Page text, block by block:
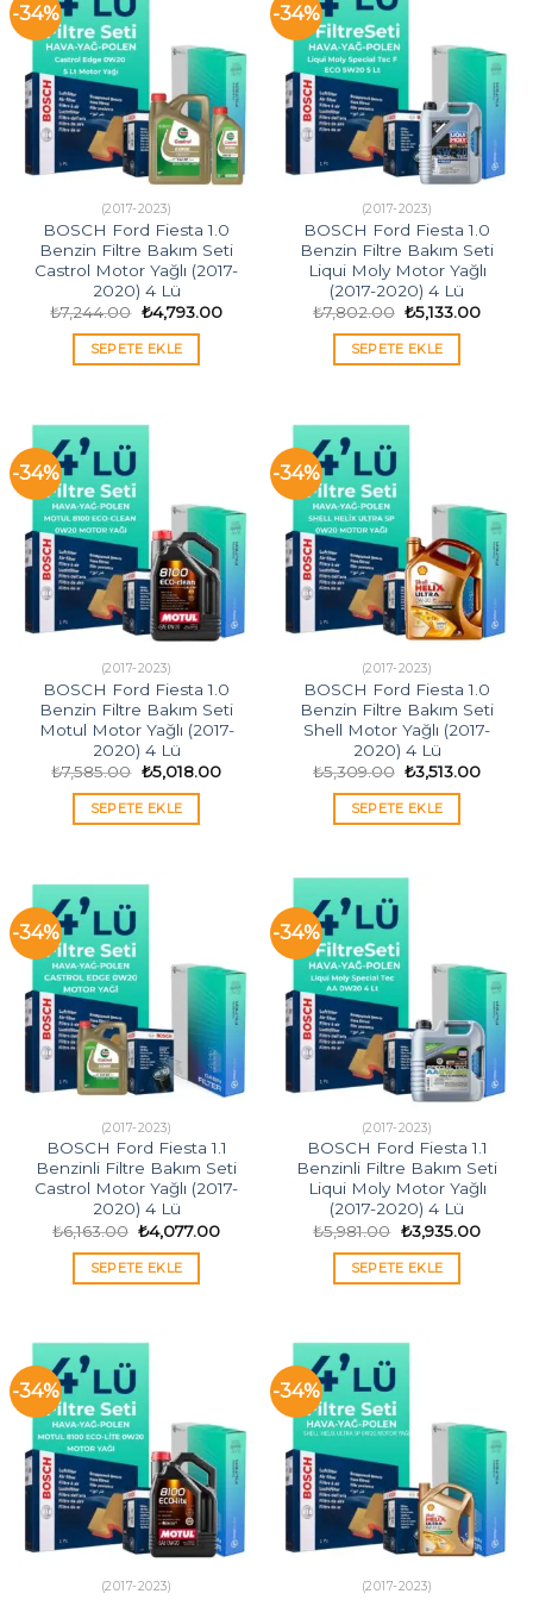
-34%
(2017-2023)
BOSCH Ford Fiesta 1.0
Benzin Filtre Bakım Seti
Castrol Motor Yağlı (2017-
2020) 4 Lü
₺7,244.00 Orijinal
fiyat:
₺7,244.00.
₺4,793.00Şu
SEPETE EKLE
-34%
(2017-2023)
BOSCH Ford Fiesta 1.0
Benzin Filtre Bakım Seti
Liqui Moly Motor Yağlı
(2017-2020) 4 Lü
₺7,802.00 Orijinal
fiyat:
₺7,802.00.
₺5,133.00Şu
SEPETE EKLE
-34%
(2017-2023)
BOSCH Ford Fiesta 1.0
Benzin Filtre Bakım Seti
Motul Motor Yağlı (2017-
2020) 4 Lü
₺7,585.00 Orijinal
fiyat:
₺7,585.00.
₺5,018.00Şu
SEPETE EKLE
-34%
(2017-2023)
BOSCH Ford Fiesta 1.0
Benzin Filtre Bakım Seti
Shell Motor Yağlı (2017-
2020) 4 Lü
₺5,309.00 Orijinal
fiyat:
₺5,309.00.
₺3,513.00Şu
SEPETE EKLE
-34%
(2017-2023)
BOSCH Ford Fiesta 1.1
Benzinli Filtre Bakım Seti
Castrol Motor Yağlı (2017-
2020) 4 Lü
₺6,163.00 Orijinal
fiyat:
₺6,163.00.
₺4,077.00Şu
SEPETE EKLE
-34%
(2017-2023)
BOSCH Ford Fiesta 1.1
Benzinli Filtre Bakım Seti
Liqui Moly Motor Yağlı
(2017-2020) 4 Lü
₺5,981.00 Orijinal
fiyat:
₺5,981.00.
₺3,935.00Şu
SEPETE EKLE
-34%
(2017-2023)
-34%
(2017-2023)